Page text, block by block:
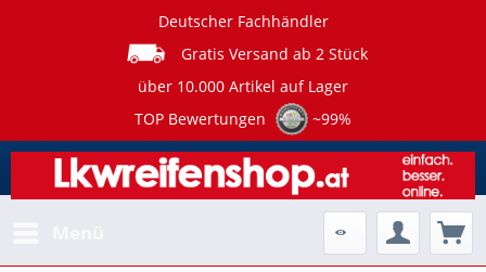
Deutscher Fachhändler
Gratis Versand ab 2 Stück
über 10.000 Artikel auf Lager
TOP Bewertungen
~99%